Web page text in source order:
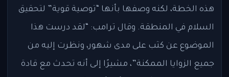
هذه الخطة، لكنه وصفها بأنها “توصية قوية” لتحقيق
السلام في المنطقة. وقال ترامب: “لقد درست هذا
الموضوع عن كثب على مدى شهور، ونظرت إليه من
جميع الزوايا الممكنة”، مشيرًا إلى أنه تحدث مع قادة